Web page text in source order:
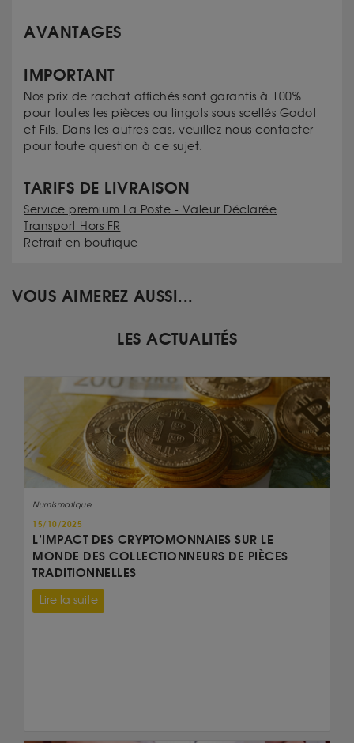
AVANTAGES
IMPORTANT
Nos prix de rachat affichés sont garantis à 100%
pour toutes les pièces ou lingots sous scellés Godot
et Fils. Dans les autres cas, veuillez nous contacter
pour toute question à ce sujet.
TARIFS DE LIVRAISON
Service premium La Poste - Valeur Déclarée
Transport Hors FR
Retrait en boutique
VOUS AIMEREZ AUSSI...
LES ACTUALITÉS
Numismatique
15/10/2025
L’IMPACT DES CRYPTOMONNAIES SUR LE
MONDE DES COLLECTIONNEURS DE PIÈCES
TRADITIONNELLES
Lire la suite